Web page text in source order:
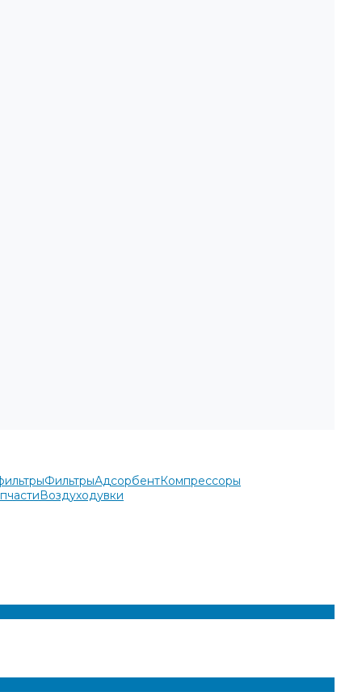
ФильтрыАдсорбентКомпрессоры
Воздуходувки